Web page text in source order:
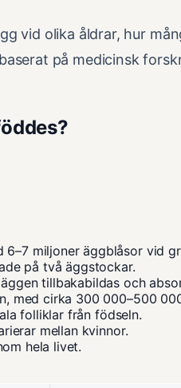
vid olika åldrar, hur
på medicinsk
miljoner äggblåsor vid
på två äggstockar.
tillbakabildas och
med cirka 300 000–500
folliklar från födseln.
mellan kvinnor.
hela livet.